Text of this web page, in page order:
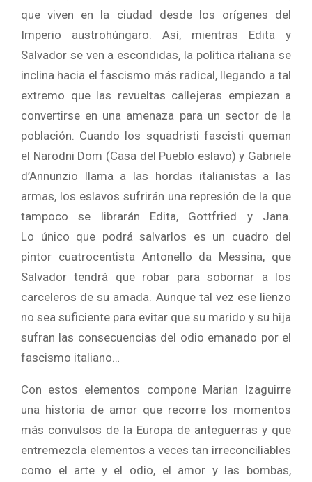
que viven en la ciudad desde los orígenes del
Imperio austrohúngaro. Así, mientras Edita y
Salvador se ven a escondidas, la política italiana se
inclina hacia el fascismo más radical, llegando a tal
extremo que las revueltas callejeras empiezan a
convertirse en una amenaza para un sector de la
población. Cuando los squadristi fascisti queman
el Narodni Dom (Casa del Pueblo eslavo) y Gabriele
d’Annunzio llama a las hordas italianistas a las
armas, los eslavos sufrirán una represión de la que
tampoco se librarán Edita, Gottfried y Jana.
Lo único que podrá salvarlos es un cuadro del
pintor cuatrocentista Antonello da Messina, que
Salvador tendrá que robar para sobornar a los
carceleros de su amada. Aunque tal vez ese lienzo
no sea suficiente para evitar que su marido y su hija
sufran las consecuencias del odio emanado por el
fascismo italiano…
Con estos elementos compone Marian Izaguirre
una historia de amor que recorre los momentos
más convulsos de la Europa de anteguerras y que
entremezcla elementos a veces tan irreconciliables
como el arte y el odio, el amor y las bombas,